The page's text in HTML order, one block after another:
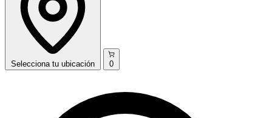
Selecciona tu ubicación 0